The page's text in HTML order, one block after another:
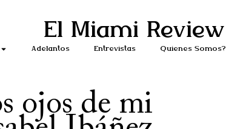
El Miami Review
Adelantos Entrevistas Quiénes Somos?
ojos de mi